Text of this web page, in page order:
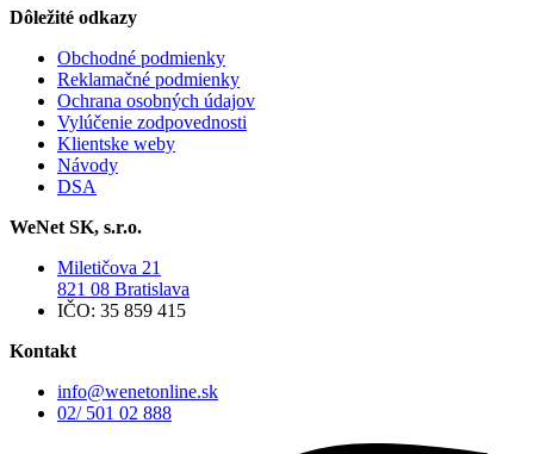
Dôležité odkazy
Obchodné podmienky
Reklamačné podmienky
Ochrana osobných údajov
Vylúčenie zodpovednosti
Klientske weby
Návody
DSA
WeNet SK, s.r.o.
Miletičova 21
821 08 Bratislava
IČO: 35 859 415
Kontakt
info@wenetonline.sk
02/ 501 02 888